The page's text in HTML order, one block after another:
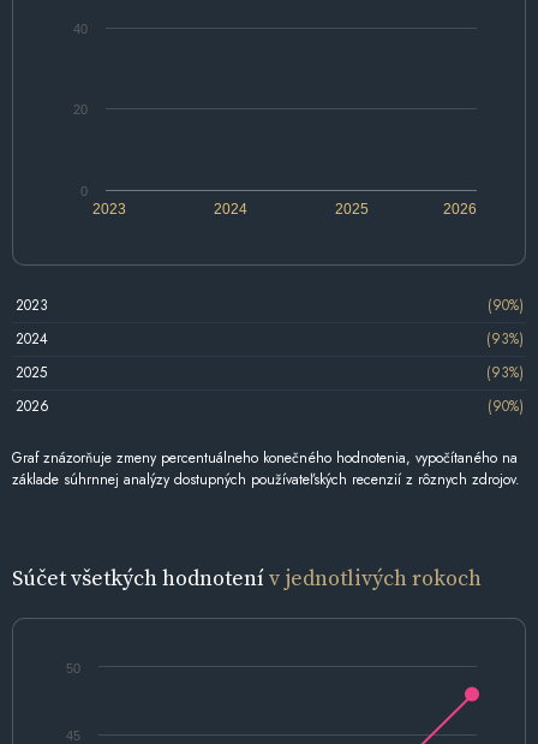
2024 2026
2023 2025
0
20
40
2023
(90%)
2024
(93%)
2025
(93%)
2026
(90%)
Graf znázorňuje zmeny percentuálneho konečného hodnotenia, vypočítaného na
základe súhrnnej analýzy dostupných používateľských recenzií z rôznych zdrojov.
Súčet všetkých hodnotenív jednotlivých rokoch
45
50